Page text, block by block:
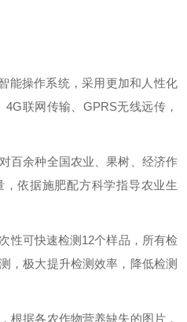
能操作系统，采用更加和人性化
联网传输、GPRS无线远传，
百余种全国农业、果树、经济作
依据施肥配方科学指导农业生
性可快速检测 12个样品，所有检
，极大提升检测效率，降低检测
根据各农作物营养缺失的图片，